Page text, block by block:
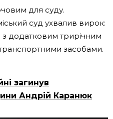
для суду.
суд ухвалив вирок:
з додатковим трирічним
засобами.
загинув
Андрій Каранюк